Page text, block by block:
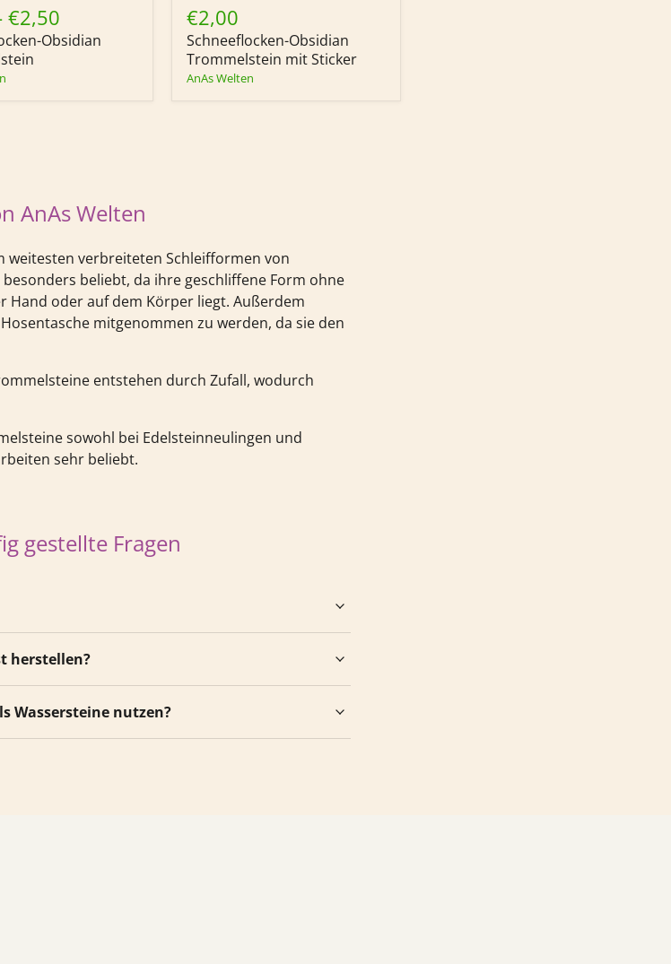
€2,50
Obsidian
Obsidian
Trommelstein
mit
Sticker
€2,00
Schneeflocken-Obsidian
Trommelstein mit Sticker
AnAs Welten
AnAs Welten
weitesten verbreiteten Schleifformen von
besonders beliebt, da ihre geschliffene Form ohne
Hand oder auf dem Körper liegt. Außerdem
mitgenommen zu werden, da sie den
entstehen durch Zufall, wodurch
sowohl bei Edelsteinneulingen und
sehr beliebt.
gestellte Fragen
herstellen?
Wassersteine nutzen?